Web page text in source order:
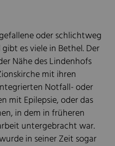
oder schlichtweg
es viele in Bethel. Der
Nähe des Lindenhofs
mit ihren
Notfall- oder
mit Epilepsie, oder das
in dem in früheren
untergebracht war.
in seiner Zeit sogar